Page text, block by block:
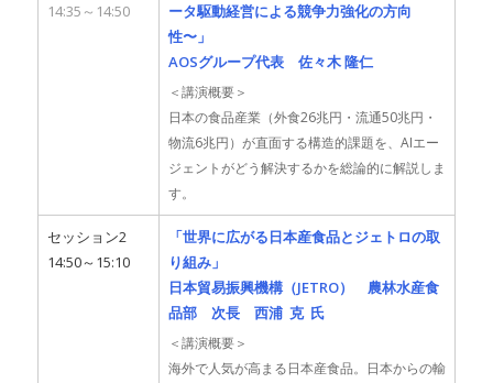
14:35～14:50
ータ駆動経営による競争力強化の方向
性〜」
AOSグループ代表 佐々木 隆仁
＜講演概要＞
日本の食品産業（外食26兆円・流通50兆円・
物流6兆円）が直面する構造的課題を、AIエー
ジェントがどう解決するかを総論的に解説しま
す。
セッション2
14:50～15:10
「世界に広がる日本産食品とジェトロの取
り組み」
日本貿易振興機構（JETRO） 農林水産食
品部 次長 西浦 克 氏
＜講演概要＞
海外で人気が高まる日本産食品。日本からの輸